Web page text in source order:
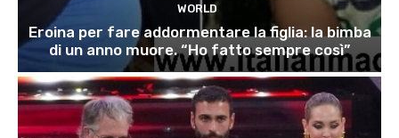
WORLD
Eroina per fare addormentare la figlia: la bimba
di un anno muore. “Ho fatto sempre così”